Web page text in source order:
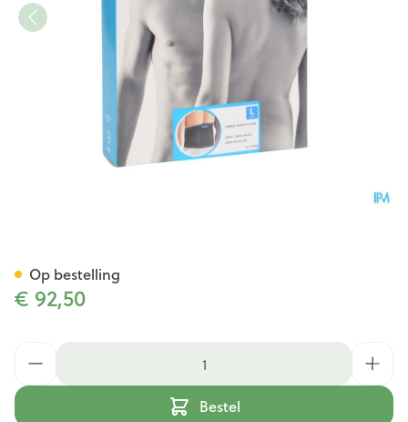
€ 92,50
Bestel
Op bestelling